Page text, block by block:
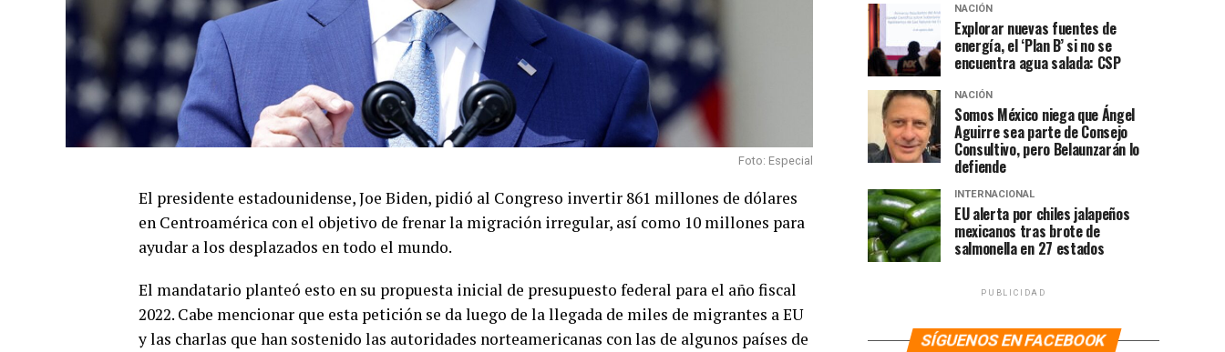
Foto: Especial
El presidente estadounidense, Joe Biden, pidió al Congreso invertir 861 millones de dólares
en Centroamérica con el objetivo de frenar la migración irregular, así como 10 millones para
ayudar a los desplazados en todo el mundo.
El mandatario planteó esto en su propuesta inicial de presupuesto federal para el año fiscal
2022. Cabe mencionar que esta petición se da luego de la llegada de miles de migrantes a EU
y las charlas que han sostenido las autoridades norteamericanas con las de algunos países de
NACIÓN
Explorar nuevas fuentes de
energía, el ‘Plan B’ si no se
encuentra agua salada: CSP
NACIÓN
Somos México niega que Ángel
Aguirre sea parte de Consejo
Consultivo, pero Belaunzarán lo
defiende
INTERNACIONAL
EU alerta por chiles jalapeños
mexicanos tras brote de
salmonella en 27 estados
PUBLICIDAD
SÍGUENOS EN FACEBOOK